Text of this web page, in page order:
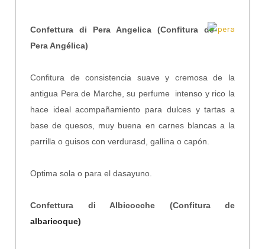
Confettura di Pera Angelica (Confitura de
Pera Angélica)
Confitura de consistencia suave y cremosa de la
antigua Pera de Marche, su perfume intenso y rico la
hace ideal acompañamiento para dulces y tartas a
base de quesos, muy buena en carnes blancas a la
parrilla o guisos con verdurasd, gallina o capón.
Optima sola o para el dasayuno.
Confettura di Albicocche (Confitura de
albaricoque)